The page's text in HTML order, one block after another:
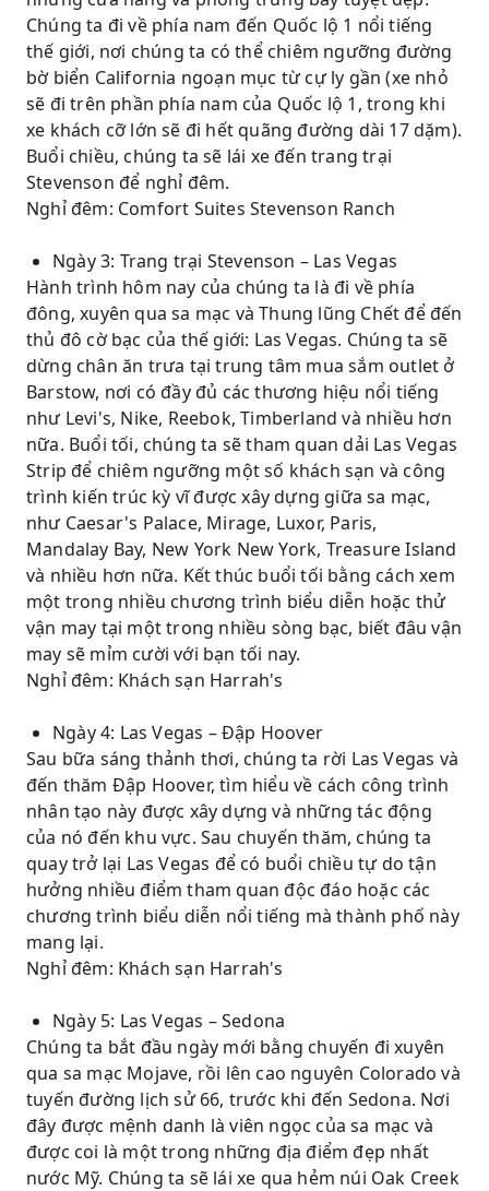
Chúng ta đi về phía nam đến Quốc lộ 1 nổi tiếng
thế giới, nơi chúng ta có thể chiêm ngưỡng đường
bờ biển California ngoạn mục từ cự ly gần (xe nhỏ
sẽ đi trên phần phía nam của Quốc lộ 1, trong khi
xe khách cỡ lớn sẽ đi hết quãng đường dài 17 dặm).
Buổi chiều, chúng ta sẽ lái xe đến trang trại
Stevenson để nghỉ đêm.
Nghỉ đêm: Comfort Suites Stevenson Ranch
Ngày 3: Trang trại Stevenson – Las Vegas
Hành trình hôm nay của chúng ta là đi về phía
đông, xuyên qua sa mạc và Thung lũng Chết để đến
thủ đô cờ bạc của thế giới: Las Vegas. Chúng ta sẽ
dừng chân ăn trưa tại trung tâm mua sắm outlet ở
Barstow, nơi có đầy đủ các thương hiệu nổi tiếng
như Levi's, Nike, Reebok, Timberland và nhiều hơn
nữa. Buổi tối, chúng ta sẽ tham quan dải Las Vegas
Strip để chiêm ngưỡng một số khách sạn và công
trình kiến ​​trúc kỳ vĩ được xây dựng giữa sa mạc,
như Caesar's Palace, Mirage, Luxor, Paris,
Mandalay Bay, New York New York, Treasure Island
và nhiều hơn nữa. Kết thúc buổi tối bằng cách xem
một trong nhiều chương trình biểu diễn hoặc thử
vận ​​may tại một trong nhiều sòng bạc, biết đâu vận
may sẽ mỉm cười với bạn tối nay.
Nghỉ đêm: Khách sạn Harrah's
Ngày 4: Las Vegas – Đập Hoover
Sau bữa sáng thảnh thơi, chúng ta rời Las Vegas và
đến thăm Đập Hoover, tìm hiểu về cách công trình
nhân tạo này được xây dựng và những tác động
của nó đến khu vực. Sau chuyến thăm, chúng ta
quay trở lại Las Vegas để có buổi chiều tự do tận
hưởng nhiều điểm tham quan độc đáo hoặc các
chương trình biểu diễn nổi tiếng mà thành phố này
mang lại.
Nghỉ đêm: Khách sạn Harrah's
Ngày 5: Las Vegas – Sedona
Chúng ta bắt đầu ngày mới bằng chuyến đi xuyên
qua sa mạc Mojave, rồi lên cao nguyên Colorado và
tuyến đường lịch sử 66, trước khi đến Sedona. Nơi
đây được mệnh danh là viên ngọc của sa mạc và
được coi là một trong những địa điểm đẹp nhất
nước Mỹ. Chúng ta sẽ lái xe qua hẻm núi Oak Creek